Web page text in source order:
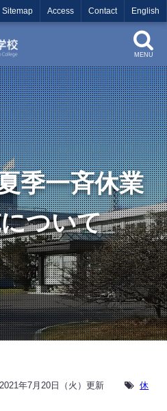
Sitemap Access Contact English
MENU
季一斉休業
ついて
2021年7月20日（火）更新
休